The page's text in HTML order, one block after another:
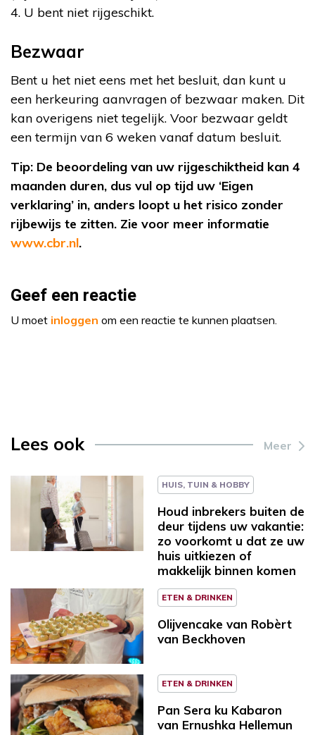
4. U bent niet rijgeschikt.
Bezwaar
Bent u het niet eens met het besluit, dan kunt u
een herkeuring aanvragen of bezwaar maken. Dit
kan overigens niet tegelijk. Voor bezwaar geldt
een termijn van 6 weken vanaf datum besluit.
Tip: De beoordeling van uw rijgeschiktheid kan 4
maanden duren, dus vul op tijd uw ‘Eigen
verklaring’ in, anders loopt u het risico zonder
rijbewijs te zitten. Zie voor meer informatie
www.cbr.nl.
Geef een reactie
U moet inloggen om een reactie te kunnen plaatsen.
Lees ook Meer
HUIS, TUIN & HOBBY
Houd inbrekers buiten de
deur tijdens uw vakantie:
zo voorkomt u dat ze uw
huis uitkiezen of
makkelijk binnen komen
ETEN & DRINKEN
Olijvencake van Robèrt
van Beckhoven
ETEN & DRINKEN
Pan Sera ku Kabaron
van Ernushka Hellemun